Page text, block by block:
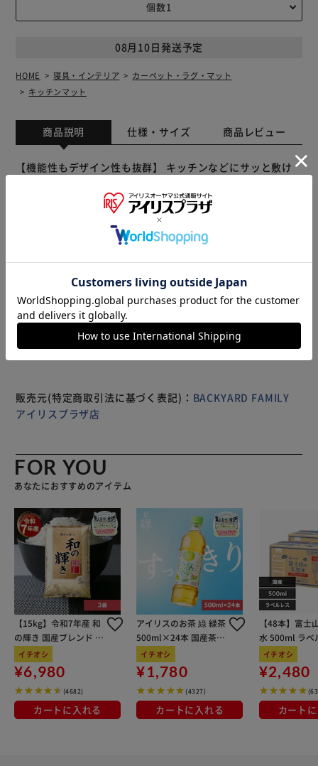
08月10日発送予定
HOME 寝具・インテリア
カーペット・ラグ・マット
キッチンマット
商品説明 仕様・サイズ 商品レビュー
【機能性もデザイン性も抜群】 キッチンなどにサッと敷け
120。 【高級感のあるインテリアマット】 光の角度によっ
て輝く生地感♪上品な花柄デザインで、空間を素敵に彩るア
イテム。 【掃除機がけもスムーズに対応】 掃除機をサッと
かけられる！引き出しにも引っかからず、お掃除ロボットの
動きも妨げない◎ 【丸洗いできてお手入れがラクラク】 汚
れが気になったら、ネットに入れて洗濯機へ。薄型なので、
コンパクトに畳むことが可能。 （※）ドラム式洗濯機は、
機種によりご使用いただけない場合がございます。 【床暖
房対応でオールシーズン重宝】 引っ越しの際の買い替え
や、季節によっての使い分けも不要。 【滑りにくくフロー
リングでも安心】 滑りにくい加工を施した裏面。嫌なズレ
もっと見る
※製品は予告なく仕様を変更する場合がございます。あらか
じめご了承ください。
販売元(特定商取引法に基づく表記)： BACKYARD FAMILY
アイリスプラザ店
FOR YOU
あなたにおすすめのアイテム
【15kg】令和7年産 和
の輝き 国産ブレンド 5
kg×3袋
イチオシ
¥6,980
(4682)
カートに入れる
アイリスのお茶 綠 緑茶
500ml×24本 国産茶葉
100％使用
イチオシ
¥1,780
(4327)
カートに入れる
【48本】富士
水 500ml ラベ
イチオシ
¥2,480
カート